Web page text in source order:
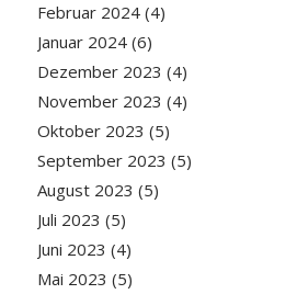
Februar 2024(4)
Januar 2024(6)
Dezember 2023 (4)
November 2023 (4)
Oktober 2023 (5)
September 2023 (5)
August 2023 (5)
Juli 2023 (5)
Juni 2023 (4)
Mai 2023 (5)